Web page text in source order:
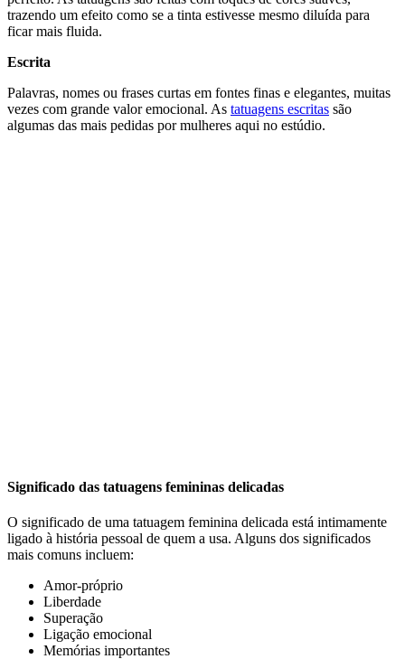
trazendo um efeito como se a tinta estivesse mesmo diluída para
ficar mais fluida.
Escrita
Palavras, nomes ou frases curtas em fontes finas e elegantes, muitas
vezes com grande valor emocional. As tatuagens escritas são
algumas das mais pedidas por mulheres aqui no estúdio.
Significado das tatuagens femininas delicadas
O significado de uma tatuagem feminina delicada está intimamente
ligado à história pessoal de quem a usa. Alguns dos significados
mais comuns incluem:
Amor-próprio
Liberdade
Superação
Ligação emocional
Memórias importantes